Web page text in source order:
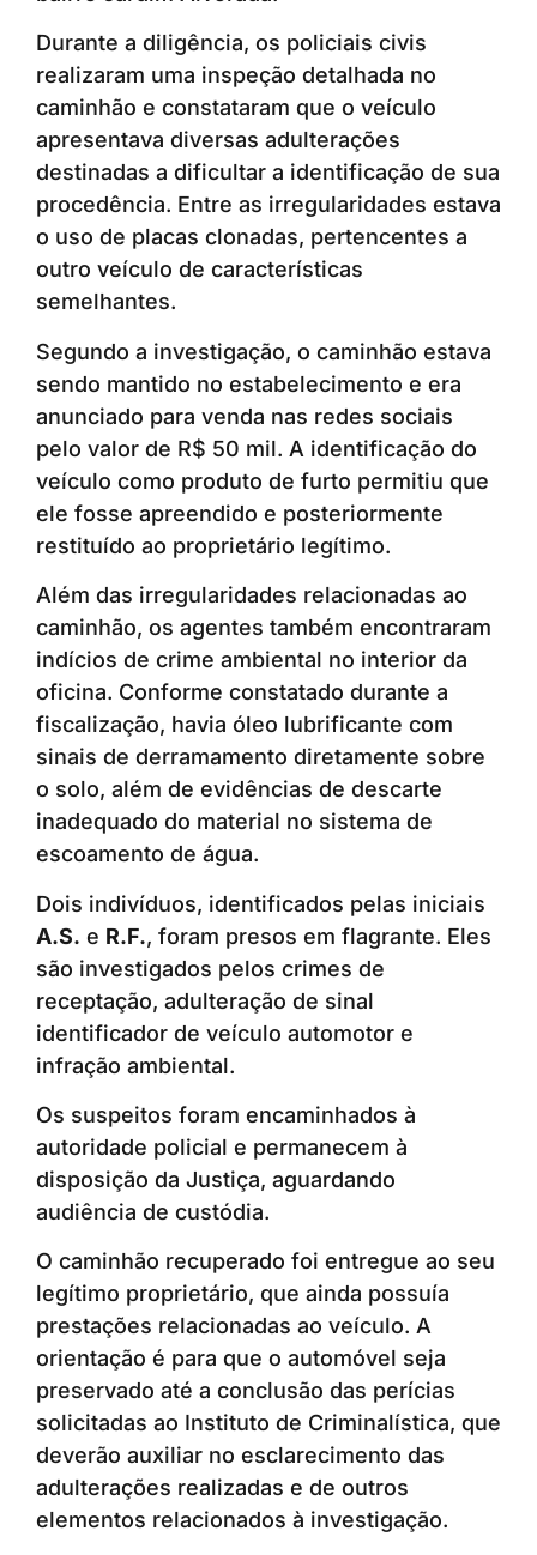
Durante a diligência, os policiais civis
realizaram uma inspeção detalhada no
caminhão e constataram que o veículo
apresentava diversas adulterações
destinadas a dificultar a identificação de sua
procedência. Entre as irregularidades estava
o uso de placas clonadas, pertencentes a
outro veículo de características
semelhantes.
Segundo a investigação, o caminhão estava
sendo mantido no estabelecimento e era
anunciado para venda nas redes sociais
pelo valor de R$ 50 mil. A identificação do
veículo como produto de furto permitiu que
ele fosse apreendido e posteriormente
restituído ao proprietário legítimo.
Além das irregularidades relacionadas ao
caminhão, os agentes também encontraram
indícios de crime ambiental no interior da
oficina. Conforme constatado durante a
fiscalização, havia óleo lubrificante com
sinais de derramamento diretamente sobre
o solo, além de evidências de descarte
inadequado do material no sistema de
escoamento de água.
Dois indivíduos, identificados pelas iniciais
A.S. e R.F., foram presos em flagrante. Eles
são investigados pelos crimes de
receptação, adulteração de sinal
identificador de veículo automotor e
infração ambiental.
Os suspeitos foram encaminhados à
autoridade policial e permanecem à
disposição da Justiça, aguardando
audiência de custódia.
O caminhão recuperado foi entregue ao seu
legítimo proprietário, que ainda possuía
prestações relacionadas ao veículo. A
orientação é para que o automóvel seja
preservado até a conclusão das perícias
solicitadas ao Instituto de Criminalística, que
deverão auxiliar no esclarecimento das
adulterações realizadas e de outros
elementos relacionados à investigação.